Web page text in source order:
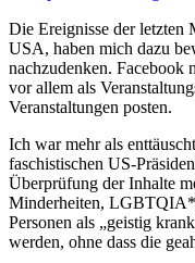
Die Ereignisse der letzten
USA, haben mich dazu
nachzudenken. Facebook
vor allem als
Veranstaltungen posten.
Ich war mehr als
faschistischen US-
Überprüfung der Inhalte
Minderheiten,
Personen als „geistig
werden, ohne dass die